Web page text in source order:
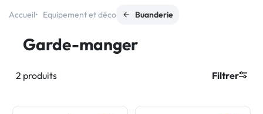
Accueil Equipement et déco Buanderie
Garde-manger
2 produits Filtrer